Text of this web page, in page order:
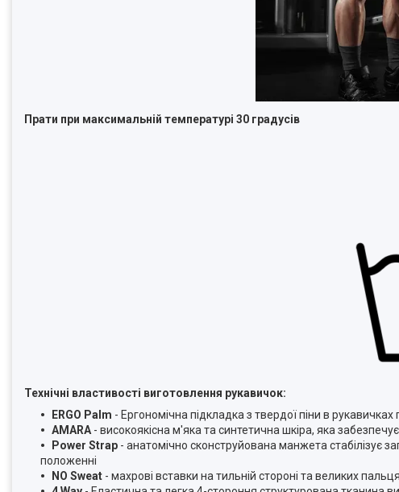
Прати при максимальній температурі 30 градусів
Технічні властивості виготовлення рукавичок:
ERGO Palm - Ергономічна підкладка з твердої піни в рукавичках
AMARA - високоякісна м'яка та синтетична шкіра, яка
Power Strap - анатомічно сконструйована манжета стабілізує
положенні
NO Sweat - махрові вставки на тильній стороні та великих